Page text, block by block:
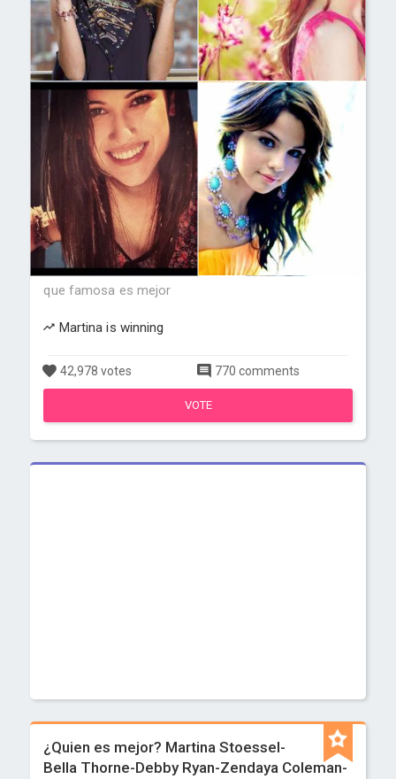
que famosa es mejor
Martina is winning
42,978 votes 770 comments
VOTE
¿Quien es mejor? Martina Stoessel-
Bella Thorne-Debby Ryan-Zendaya Coleman-